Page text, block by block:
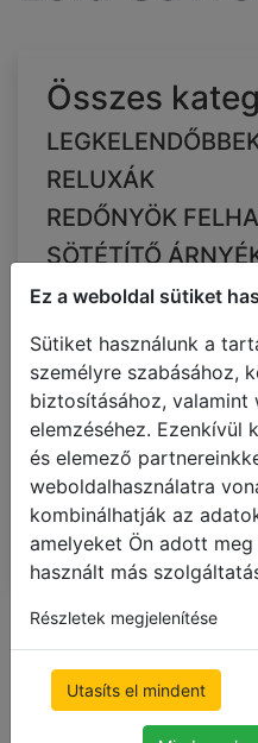
Ez a weboldal sütiket
Sütiket használunk a
személyre szabásához,
biztosításához, valamint
elemzéséhez. Ezenkívül
és elemező
weboldalhasználatra
kombinálhatják az
amelyeket Ön adott
használt más
Részletek megjelenítése
Utasíts el mindent
Összes
RELUXÁK
REDŐNYÖK
SÖTÉTÍTŐ
ROLETTÁK
Roletták
Sötétítő roletták
Sávrolók
Egyedi méretű
Olcsó rolók
PLISZÉ
Összes kategória Szűrés
Szín
Sávrolók
zöld